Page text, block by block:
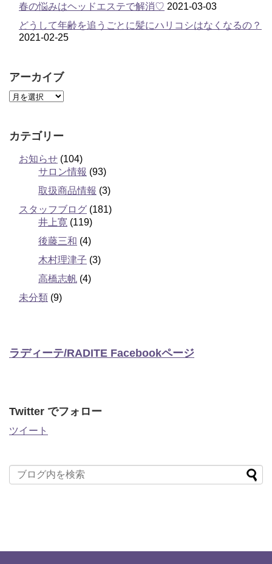
春の悩みはヘッドエステで解消♡ 2021-03-03
どうして年齢を追うごとに髪にハリコシはなくなるの？
2021-02-25
アーカイブ
カテゴリー
お知らせ (104)
サロン情報 (93)
取扱商品情報 (3)
スタッフブログ (181)
井上寛 (119)
後藤三和 (4)
木村理津子 (3)
高橋志帆 (4)
未分類 (9)
ラディーテ/RADITE Facebookページ
Twitter でフォロー
ツイート